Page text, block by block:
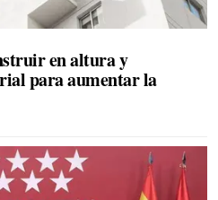
en altura y
para aumentar la